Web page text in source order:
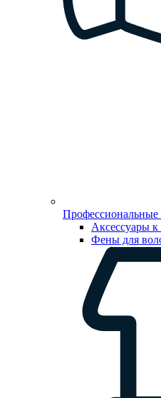
Аксессуары
Фены для